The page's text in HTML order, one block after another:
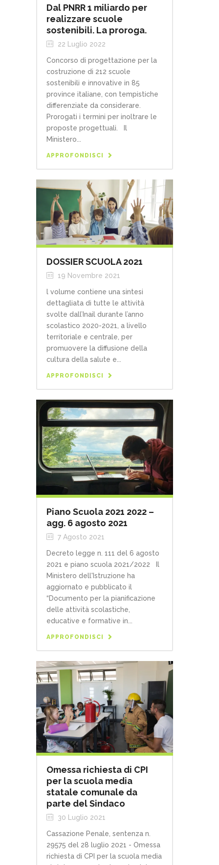
Dal PNRR 1 miliardo per
realizzare scuole
sostenibili. La proroga.
22 Luglio 2022
Concorso di progettazione per la
costruzione di 212 scuole
sostenibili e innovative in 85
province italiane, con tempistiche
differenziate da considerare.
Prorogati i termini per inoltrare le
proposte progettuali. Il
Ministero...
APPROFONDISCI
DOSSIER SCUOLA 2021
19 Novembre 2021
l volume contiene una sintesi
dettagliata di tutte le attività
svolte dall’Inail durante l’anno
scolastico 2020-2021, a livello
territoriale e centrale, per
promuovere la diffusione della
cultura della salute e...
APPROFONDISCI
Piano Scuola 2021 2022 –
agg. 6 agosto 2021
7 Agosto 2021
Decreto legge n. 111 del 6 agosto
2021 e piano scuola 2021/2022 Il
Ministero dell'Istruzione ha
aggiornato e pubblicato il
“Documento per la pianificazione
delle attività scolastiche,
educative e formative in...
APPROFONDISCI
Omessa richiesta di CPI
per la scuola media
statale comunale da
parte del Sindaco
30 Luglio 2021
Cassazione Penale, sentenza n.
29575 del 28 luglio 2021 - Omessa
richiesta di CPI per la scuola media